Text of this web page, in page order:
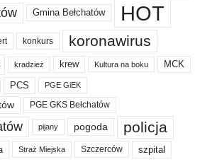
Gmina Bełchatów HOT
konkurs koronawirus
kradzież krew Kultura na boku MCK
PCS PGE GiEK
PGE GKS Bełchatów
pijany pogoda policja
Straż Miejska Szczerców szpital